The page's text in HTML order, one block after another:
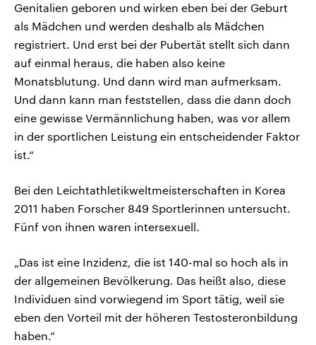
Genitalien geboren und wirken eben bei der Geburt
als Mädchen und werden deshalb als Mädchen
registriert. Und erst bei der Pubertät stellt sich dann
auf einmal heraus, die haben also keine
Monatsblutung. Und dann wird man aufmerksam.
Und dann kann man feststellen, dass die dann doch
eine gewisse Vermännlichung haben, was vor allem
in der sportlichen Leistung ein entscheidender Faktor
ist.“
Bei den Leichtathletikweltmeisterschaften in Korea
2011 haben Forscher 849 Sportlerinnen untersucht.
Fünf von ihnen waren intersexuell.
„Das ist eine Inzidenz, die ist 140-mal so hoch als in
der allgemeinen Bevölkerung. Das heißt also, diese
Individuen sind vorwiegend im Sport tätig, weil sie
eben den Vorteil mit der höheren Testosteronbildung
haben.“